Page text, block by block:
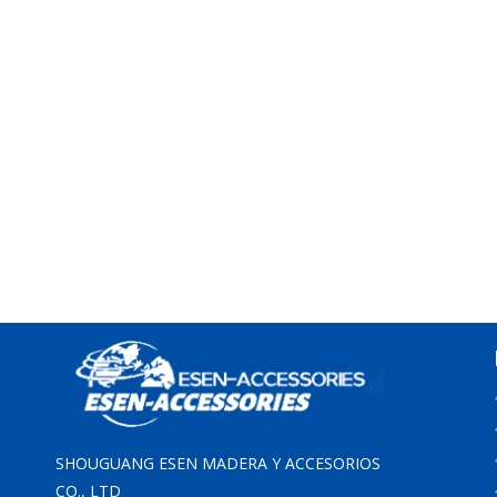
SHOUGUANG ESEN MADERA Y ACCESORIOS
CO., LTD